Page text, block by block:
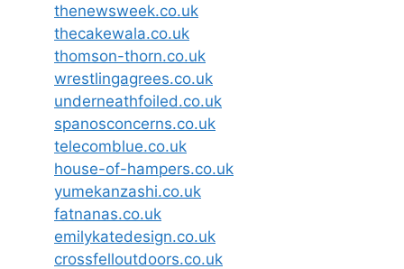
thenewsweek.co.uk
thecakewala.co.uk
thomson-thorn.co.uk
wrestlingagrees.co.uk
underneathfoiled.co.uk
spanosconcerns.co.uk
telecomblue.co.uk
house-of-hampers.co.uk
yumekanzashi.co.uk
fatnanas.co.uk
emilykatedesign.co.uk
crossfelloutdoors.co.uk